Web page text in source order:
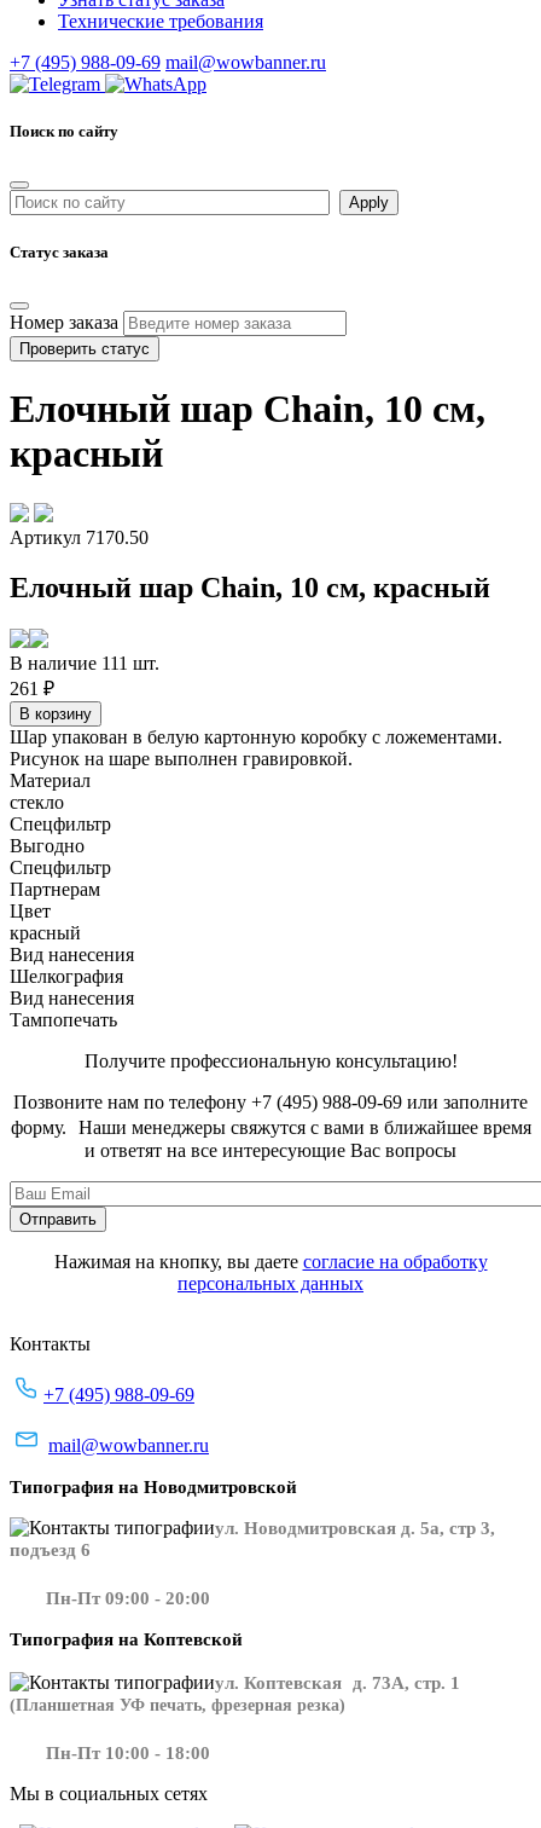
Технические требования
+7 (495) 988-09-69 mail@wowbanner.ru
Поиск по сайту
Статус заказа
Номер заказа
Проверить статус
Елочный шар Chain, 10 см,
красный
Артикул 7170.50
Елочный шар Chain, 10 см, красный
В наличие 111 шт.
261 ₽
Шар упакован в белую картонную коробку с ложементами.
Рисунок на шаре выполнен гравировкой.
Материал
стекло
Спецфильтр
Выгодно
Спецфильтр
Партнерам
Цвет
красный
Вид нанесения
Шелкография
Вид нанесения
Тампопечать
Получите профессиональную консультацию!
Позвоните нам по телефону +7 (495) 988-09-69 или заполните
форму. Наши менеджеры свяжутся с вами в ближайшее время
и ответят на все интересующие Вас вопросы
Нажимая на кнопку, вы даете согласие на обработку
персональных данных
Контакты
+7 (495) 988-09-69
mail@wowbanner.ru
Типография на Новодмитровской
ул. Новодмитровская д. 5а, стр 3,
подъезд 6
Пн-Пт 09:00 - 20:00
Типография на Коптевской
ул. Коптевская д. 73А, стр. 1
(Планшетная УФ печать, фрезерная резка)
Пн-Пт 10:00 - 18:00
Мы в социальных сетях